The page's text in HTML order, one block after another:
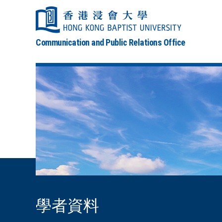
Communication and Public Relations Office
學者資料